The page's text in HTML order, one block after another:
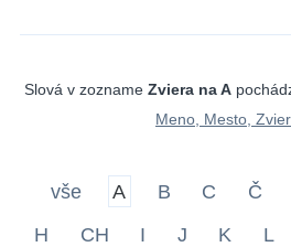
Slová v zozname Zviera na A
Meno, Mesto,
vše A B C Č
H
CH I J K L